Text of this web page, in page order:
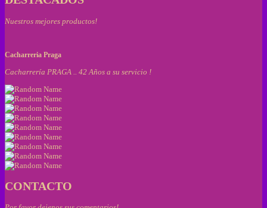
Nuestros mejores productos!
Cacharreria Praga
Cacharrería PRAGA .. 42 Años a su servicio !
CONTACTO